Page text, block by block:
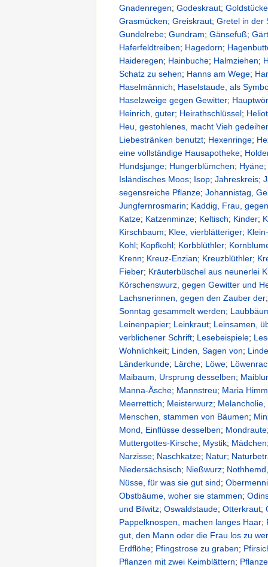
Gnadenregen;Godeskraut;Goldstücke
Grasmücken;Greiskraut;Gretel in der
Gundelrebe;Gundram;Gänsefuß;
Haferfeldtreiben; Hagedorn;
Haideregen; Hainbuche; Halmziehen;
Schatz zu sehen; Hanns am Wege;
Haselmännich; Haselstaude, als
Haselzweige gegen Gewitter;
Heinrich, guter; Heirathschlüssel;
Heu, gestohlenes, macht Vieh
Liebestränken benutzt; Hexenringe;
eine vollständige Hausapotheke;
Hundsjunge; Hungerblümchen; Hyäne
Isländisches Moos; Isop;Jahreskreis;
segensreiche Pflanze;Johannistag,
Jungfernrosmarin; Kaddig, Frau,
Katze; Katzenminze; Keltisch; Kinder;
Kirschbaum; Klee, vierblätteriger;
Kohl; Kopfkohl; Korbblüthler;
Krenn; Kreuz-Enzian; Kreuzblüthler;
Fieber; Kräuterbüschel aus neunerlei
Körschenswurz, gegen Gewitter und
Lachsnerinnen, gegen den Zauber der
Sonntag gesammelt werden;
Leinenpapier; Leinkraut; Leinsamen,
verblichener Schrift; Lesebeispiele;
Wohnlichkeit; Linden, Sagen von;
Länderkunde; Lärche; Löwe;
Maibaum, Ursprung desselben;
Manna-Äsche; Mannstreu; Maria
Meerrettich; Meisterwurz;
Menschen, stammen von Bäumen;
Mond, Einflüsse desselben; Mondraute
Muttergottes-Kirsche; Mystik; Mädchen
Narzisse; Naschkatze; Natur;
Niedersächsisch; Nießwurz;
Nüsse, für was sie gut sind;
Obstbäume, woher sie stammen;
und Bilwitz;Oswaldstaude;Otterkraut;
Pappelknospen, machen langes Haar;
gut, den Mann oder die Frau los zu
Erdflöhe; Pfingstrose zu graben;
Pflanzen mit zwei Keimblättern;